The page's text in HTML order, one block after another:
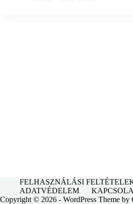
FELHASZNÁLÁSI
ADATVÉDELEM
Copyright © 2026 - WordPress Theme by